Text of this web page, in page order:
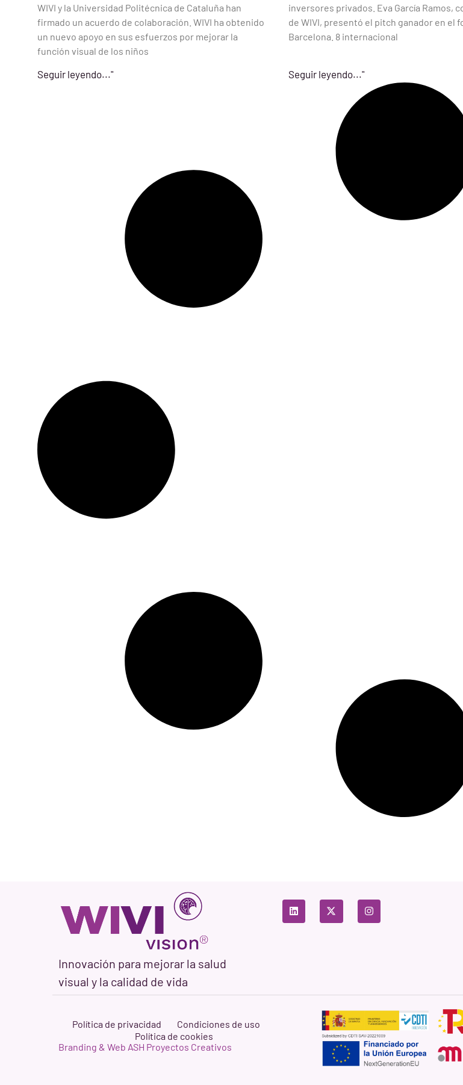
WIVI y la Universidad Politécnica de Cataluña han
firmado un acuerdo de colaboración. WIVI ha obtenido
un nuevo apoyo en sus esfuerzos por mejorar la
función visual de los niños
Seguir leyendo..."
inversores privados. Eva García Ramos,
de WIVI, presentó el pitch ganador en el
Barcelona. 8 internacional
Seguir leyendo..."
Innovación para mejorar la salud
visual y la calidad de vida
Política de privacidad
Condiciones de uso
Política de cookies
Branding & Web ASH Proyectos Creativos